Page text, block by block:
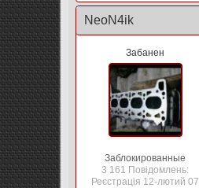
NeoN4ik
Забанен
Заблокированные
3 161 Повідомлень:
Реєстрація 12-лютий 07